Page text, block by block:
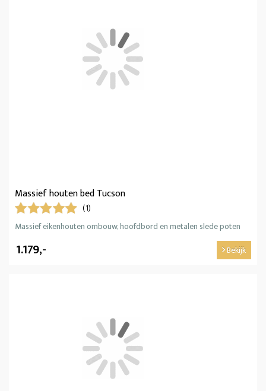
Massief houten bed Tucson
(1)
Massief eikenhouten ombouw, hoofdbord en metalen slede poten
1.179,- Bekijk